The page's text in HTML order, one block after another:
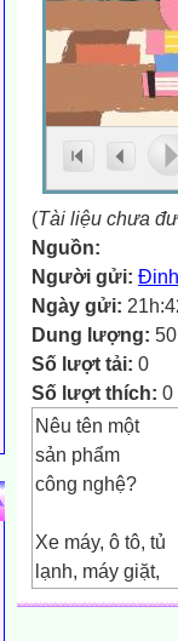
(Tài liệu chưa
Nguồn:
Người gửi:
Ngày gửi:
Dung lượng:
Số lượt tải: 0
Số lượt thích: 0
Nêu tên một
sản phẩm
công nghệ?
Xe máy, ô tô, tủ
lạnh, máy giặt,
điện thoại,…